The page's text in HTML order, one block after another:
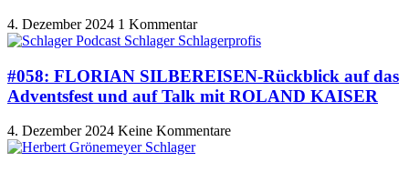
4. Dezember 2024 1 Kommentar
#058: FLORIAN SILBEREISEN-Rückblick auf das
Adventsfest und auf Talk mit ROLAND KAISER
4. Dezember 2024 Keine Kommentare